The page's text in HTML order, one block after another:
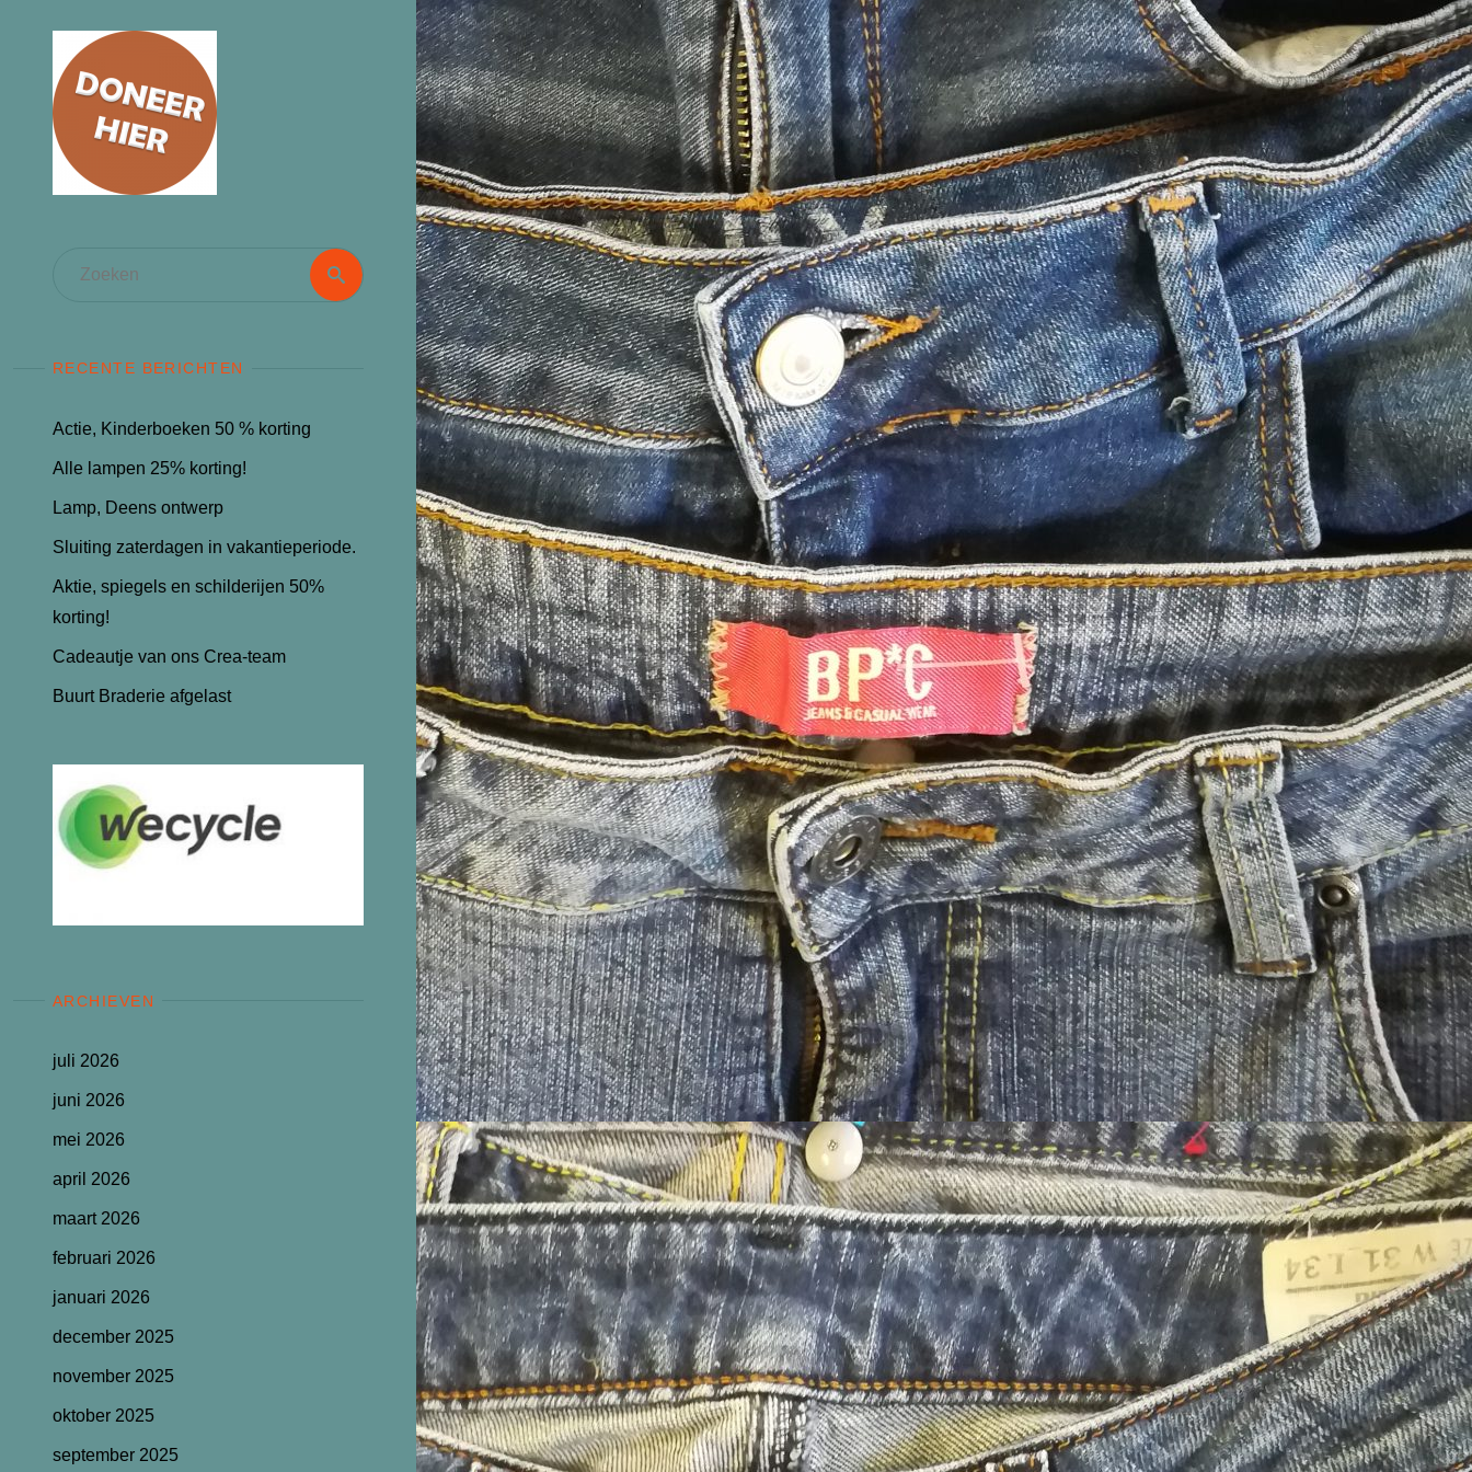
Zoeken
Zoeken
RECENTE BERICHTEN
Actie, Kinderboeken 50 % korting
Alle lampen 25% korting!
Lamp, Deens ontwerp
Sluiting zaterdagen in vakantieperiode.
Aktie, spiegels en schilderijen 50%
korting!
Cadeautje van ons Crea-team
Buurt Braderie afgelast
ARCHIEVEN
juli 2026
juni 2026
mei 2026
april 2026
maart 2026
februari 2026
januari 2026
december 2025
november 2025
oktober 2025
september 2025